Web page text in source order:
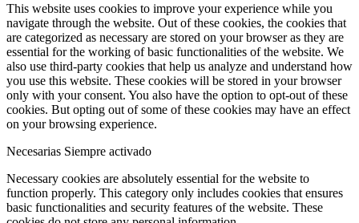
This website uses cookies to improve your experience while you
navigate through the website. Out of these cookies, the cookies that
are categorized as necessary are stored on your browser as they are
essential for the working of basic functionalities of the website. We
also use third-party cookies that help us analyze and understand how
you use this website. These cookies will be stored in your browser
only with your consent. You also have the option to opt-out of these
cookies. But opting out of some of these cookies may have an effect
on your browsing experience.
Necesarias Siempre activado
Necessary cookies are absolutely essential for the website to
function properly. This category only includes cookies that ensures
basic functionalities and security features of the website. These